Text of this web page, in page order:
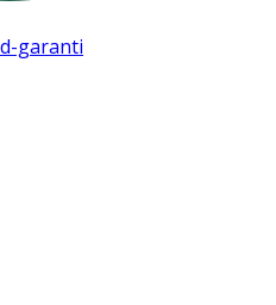
garanti